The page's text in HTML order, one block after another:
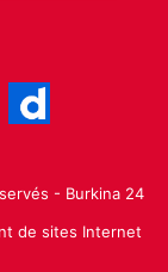
- Burkina 24
de sites Internet